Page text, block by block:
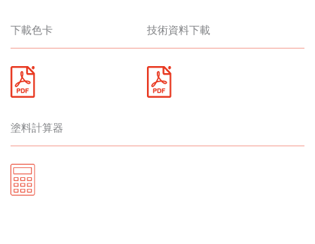
下載色卡 技術資料下載
塗料計算器